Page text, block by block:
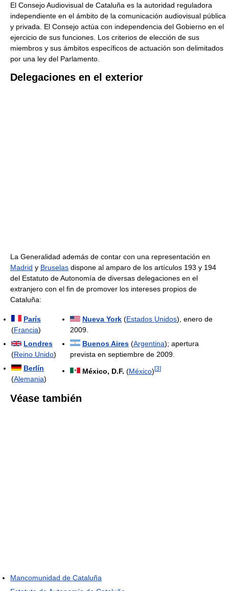
El Consejo Audiovisual de Cataluña es la autoridad reguladora
independiente en el ámbito de la comunicación audiovisual pública
y privada. El Consejo actúa con independencia del Gobierno en el
ejercicio de sus funciones. Los criterios de elección de sus
miembros y sus ámbitos específicos de actuación son delimitados
por una ley del Parlamento.
Delegaciones en el exterior
La Generalidad además de contar con una representación en
Madrid y Bruselas dispone al amparo de los artículos 193 y 194
del Estatuto de Autonomía de diversas delegaciones en el
extranjero con el fin de promover los intereses propios de
Cataluña:
París
(Francia)
Londres
(Reino Unido)
Berlín
(Alemania)
Nueva York (Estados Unidos), enero de
2009.
Buenos Aires (Argentina); apertura
prevista en septiembre de 2009.
México, D.F. (México)[3]
Véase también
Mancomunidad de Cataluña